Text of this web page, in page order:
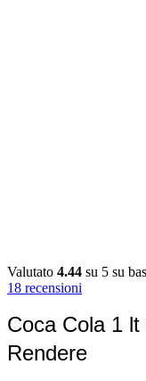
Valutato 4.44 su 5 su
18 recensioni
Coca Cola 1
Rendere